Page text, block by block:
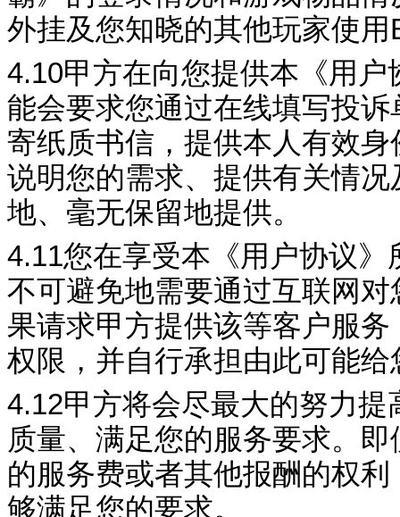
外挂及您知晓的其他玩家使用
4.10甲方在向您提供本《用
能会要求您通过在线填写投
寄纸质书信，提供本人有效
说明您的需求、提供有关情
地、毫无保留地提供。
4.11您在享受本《用户协议
不可避免地需要通过互联网对
果请求甲方提供该等客户服
权限，并自行承担由此可能
4.12甲方将会尽最大的努力
质量、满足您的服务要求。
的服务费或者其他报酬的权
够满足您的要求。